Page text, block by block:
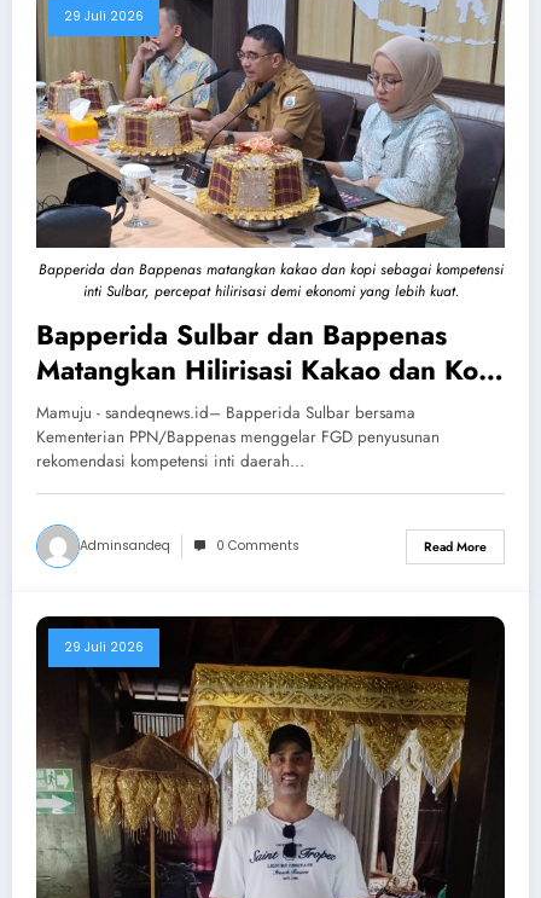
Bapperida dan Bappenas matangkan kakao dan kopi sebagai kompetensi
inti Sulbar, percepat hilirisasi demi ekonomi yang lebih kuat.
29 Juli 2026
Bapperida Sulbar dan Bappenas
Matangkan Hilirisasi Kakao dan Kopi
sebagai Kompetensi Inti Daerah
Mamuju - sandeqnews.id– Bapperida Sulbar bersama
Kementerian PPN/Bappenas menggelar FGD penyusunan
rekomendasi kompetensi inti daerah…
Adminsandeq 0 Comments Read More
29 Juli 2026